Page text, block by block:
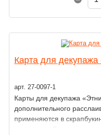
Карта для декупажа
арт. 27-0097-1
Карты для декупажа
дополнительного
применяются в